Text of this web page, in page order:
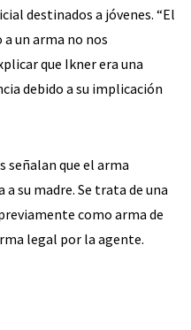
destinados a jóvenes. “El
a un arma no nos
que Ikner era una
debido a su implicación
señalan que el arma
su madre. Se trata de una
como arma de
legal por la agente.